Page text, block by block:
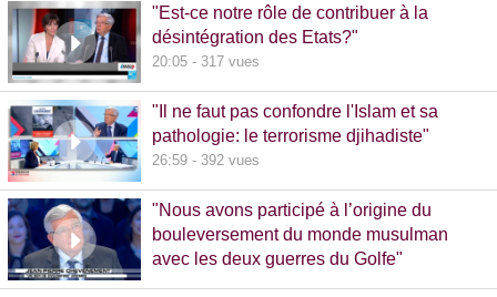
"Est-ce notre rôle de contribuer à la
désintégration des Etats?"
20:05 - 317 vues
"Il ne faut pas confondre l'Islam et sa
pathologie: le terrorisme djihadiste"
26:59 - 392 vues
"Nous avons participé à l’origine du
bouleversement du monde musulman
avec les deux guerres du Golfe"